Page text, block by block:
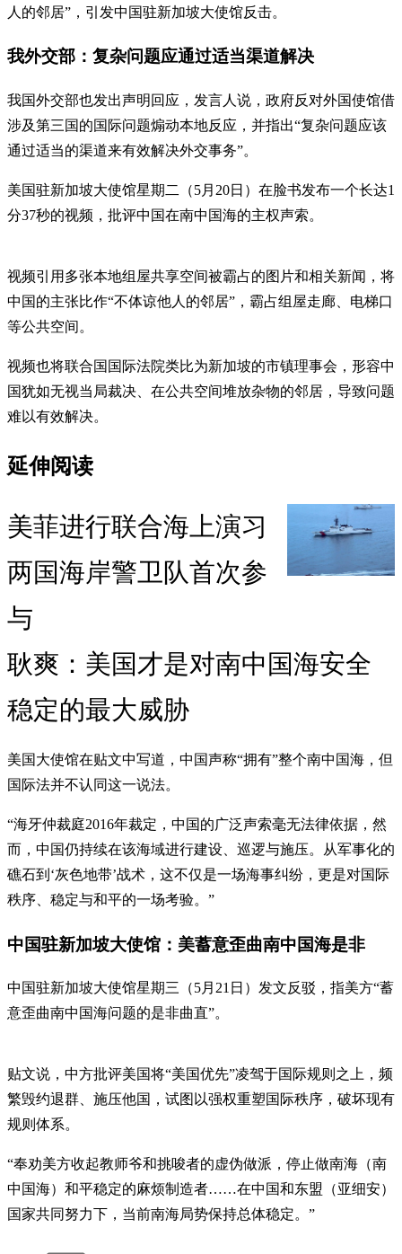
人的邻居”，引发中国驻新加坡大使馆反击。
我外交部：复杂问题应通过适当渠道解决
我国外交部也发出声明回应，发言人说，政府反对外国使馆借
涉及第三国的国际问题煽动本地反应，并指出“复杂问题应该
通过适当的渠道来有效解决外交事务”。
美国驻新加坡大使馆星期二（5月20日）在脸书发布一个长达1
分37秒的视频，批评中国在南中国海的主权声索。
视频引用多张本地组屋共享空间被霸占的图片和相关新闻，将
中国的主张比作“不体谅他人的邻居”，霸占组屋走廊、电梯口
等公共空间。
视频也将联合国国际法院类比为新加坡的市镇理事会，形容中
国犹如无视当局裁决、在公共空间堆放杂物的邻居，导致问题
难以有效解决。
延伸阅读
美菲进行联合海上演习
两国海岸警卫队首次参
与
耿爽：美国才是对南中国海安全
稳定的最大威胁
美国大使馆在贴文中写道，中国声称“拥有”整个南中国海，但
国际法并不认同这一说法。
“海牙仲裁庭2016年裁定，中国的广泛声索毫无法律依据，然
而，中国仍持续在该海域进行建设、巡逻与施压。从军事化的
礁石到‘灰色地带’战术，这不仅是一场海事纠纷，更是对国际
秩序、稳定与和平的一场考验。”
中国驻新加坡大使馆：美蓄意歪曲南中国海是非
中国驻新加坡大使馆星期三（5月21日）发文反驳，指美方“蓄
意歪曲南中国海问题的是非曲直”。
贴文说，中方批评美国将“美国优先”凌驾于国际规则之上，频
繁毁约退群、施压他国，试图以强权重塑国际秩序，破坏现有
规则体系。
“奉劝美方收起教师爷和挑唆者的虚伪做派，停止做南海（南
中国海）和平稳定的麻烦制造者……在中国和东盟（亚细安）
国家共同努力下，当前南海局势保持总体稳定。”